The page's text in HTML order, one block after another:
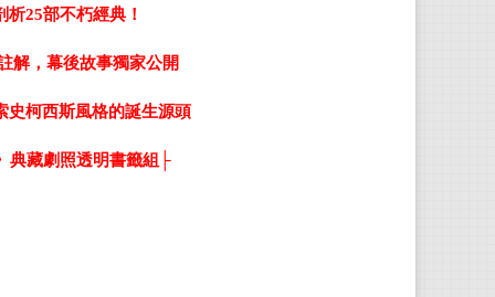
析25部不朽經典！
解，幕後故事獨家公開
史柯西斯風格的誕生源頭
典藏劇照透明書籤組├